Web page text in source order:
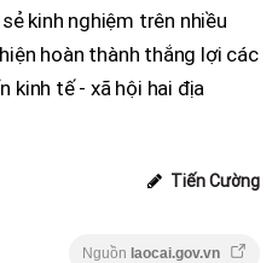
kinh nghiệm trên nhiều
hoàn thành thắng lợi các
kinh tế - xã hội hai địa
Tiến Cường
Nguồn laocai.gov.vn